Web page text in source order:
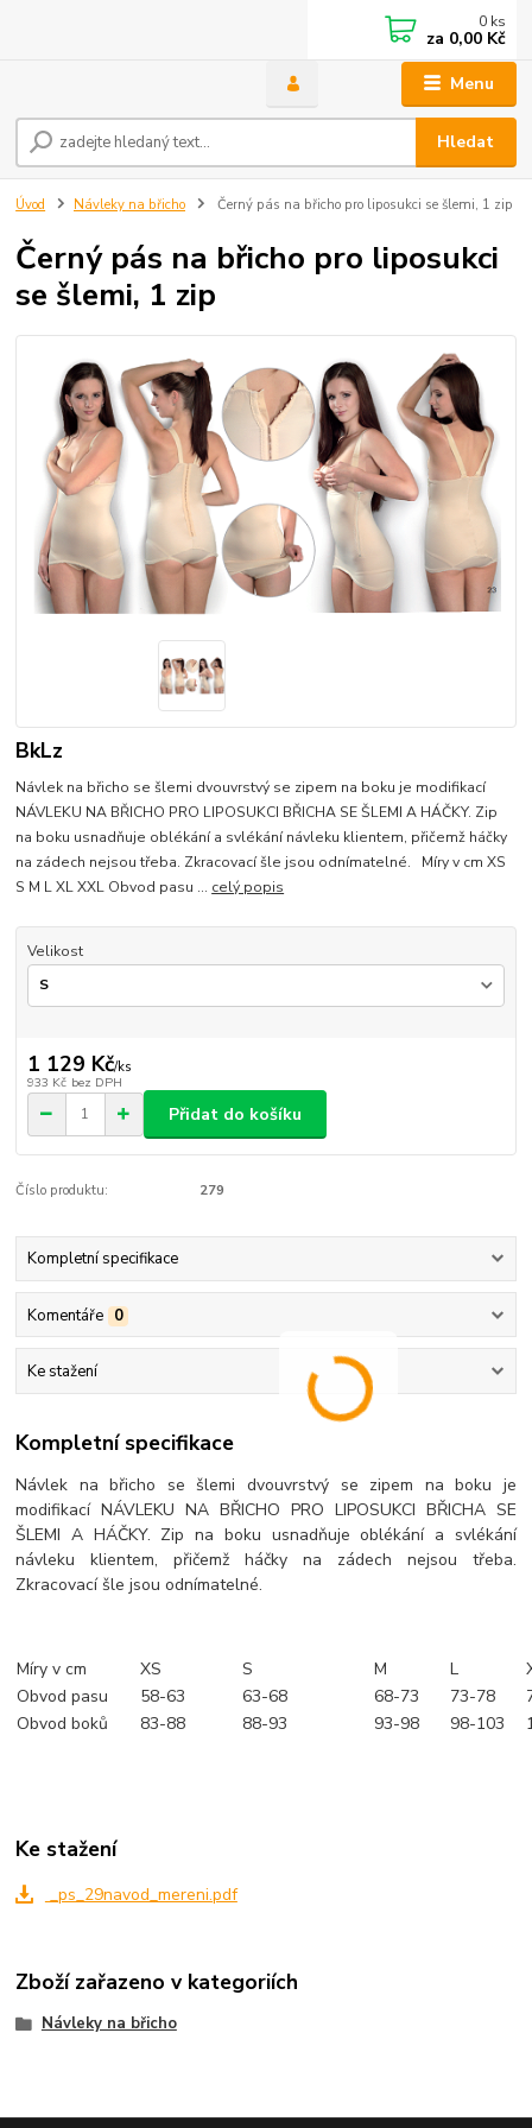
Menu
Hledat
0 ks
za 0,00 Kč
Úvod Návleky na břicho Černý pás na břicho pro liposukci se šlemi, 1 zip
Černý pás na břicho pro liposukci
se šlemi, 1 zip
BkLz
Návlek na břicho se šlemi dvouvrstvý se zipem na boku je modifikací
NÁVLEKU NA BŘICHO PRO LIPOSUKCI BŘICHA SE ŠLEMI A HÁČKY. Zip
na boku usnadňuje oblékání a svlékání návleku klientem, přičemž háčky
na zádech nejsou třeba. Zkracovací šle jsou odnímatelné. Míry v cm XS
S M L XL XXL Obvod pasu ... celý popis
Velikost
1 129 Kč/ks
933 Kč bez DPH
Přidat do košíku
Číslo produktu: 279
Kompletní specifikace
Komentáře 0
Ke stažení
Kompletní specifikace
Návlek na břicho se šlemi dvouvrstvý se zipem na boku je
modifikací NÁVLEKU NA BŘICHO PRO LIPOSUKCI BŘICHA SE
ŠLEMI A HÁČKY. Zip na boku usnadňuje oblékání a svlékání
návleku klientem, přičemž háčky na zádech nejsou třeba.
Zkracovací šle jsou odnímatelné.
Míry v cm XS S M L
Obvod pasu
58-63 63-68 68-73 73-78
Obvod boků
83-88 88-93 93-98 98-103
Ke stažení
_ps_29navod_mereni.pdf
Zboží zařazeno v kategoriích
Návleky na břicho